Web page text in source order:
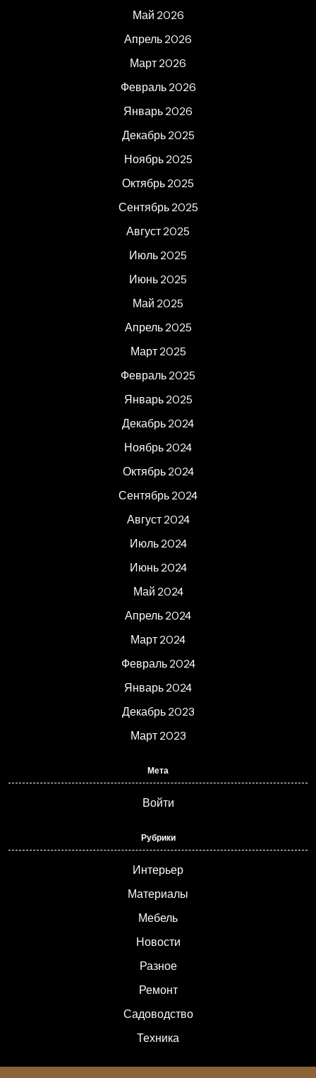
Май 2026
Апрель 2026
Март 2026
Февраль 2026
Январь 2026
Декабрь 2025
Ноябрь 2025
Октябрь 2025
Сентябрь 2025
Август 2025
Июль 2025
Июнь 2025
Май 2025
Апрель 2025
Март 2025
Февраль 2025
Январь 2025
Декабрь 2024
Ноябрь 2024
Октябрь 2024
Сентябрь 2024
Август 2024
Июль 2024
Июнь 2024
Май 2024
Апрель 2024
Март 2024
Февраль 2024
Январь 2024
Декабрь 2023
Март 2023
Мета
Войти
Рубрики
Интерьер
Материалы
Мебель
Новости
Разное
Ремонт
Садоводство
Техника